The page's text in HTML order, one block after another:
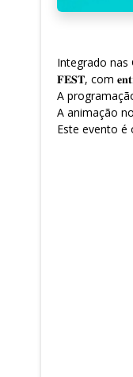
Integrado nas
𝐅𝐄𝐒𝐓, com
A
A animação
Este evento é